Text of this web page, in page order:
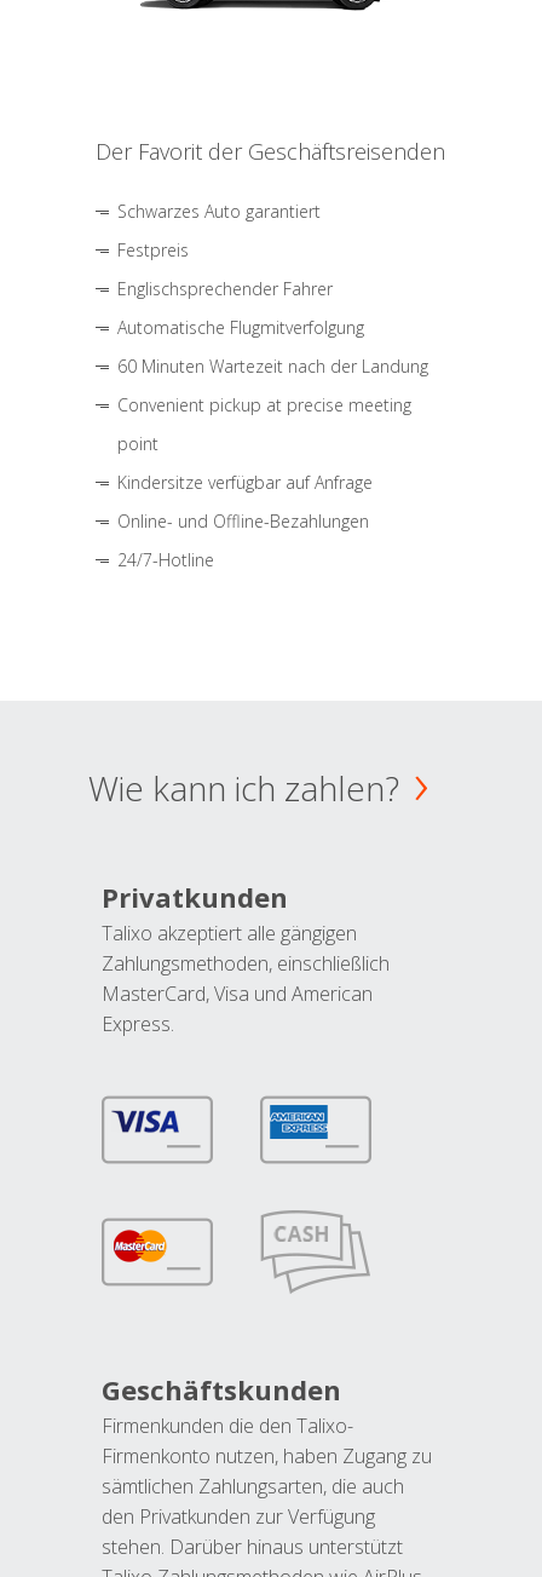
Der Favorit der Geschäftsreisenden
Schwarzes Auto garantiert
Festpreis
Englischsprechender Fahrer
Automatische Flugmitverfolgung
60 Minuten Wartezeit nach der Landung
Convenient pickup at precise meeting
point
Kindersitze verfügbar auf Anfrage
Online- und Offline-Bezahlungen
24/7-Hotline
Wie kann ich zahlen?
Privatkunden
Talixo akzeptiert alle gängigen
Zahlungsmethoden, einschließlich
MasterCard, Visa und American
Express.
Geschäftskunden
Firmenkunden die den Talixo-
Firmenkonto nutzen, haben Zugang zu
sämtlichen Zahlungsarten, die auch
den Privatkunden zur Verfügung
stehen. Darüber hinaus unterstützt